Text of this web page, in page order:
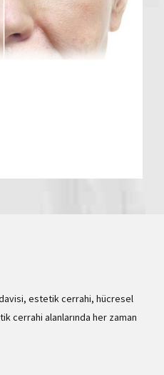
estetik cerrahi, hücresel
cerrahi alanlarında her zaman